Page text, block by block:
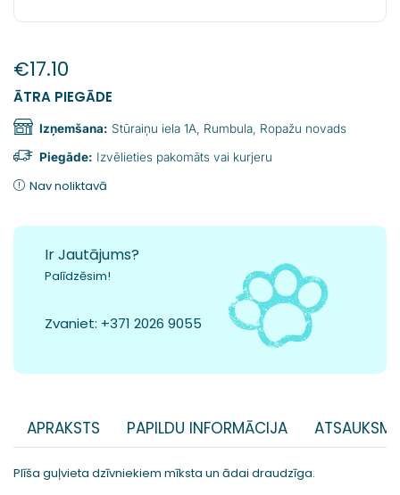
€17.10
ĀTRA PIEGĀDE
Izņemšana: Stūraiņu iela 1A, Rumbula, Ropažu novads
Piegāde: Izvēlieties pakomāts vai kurjeru
Nav noliktavā
Ir Jautājums?
Palīdzēsim!
Zvaniet: +371 2026 9055
APRAKSTS PAPILDU INFORMĀCIJA
Plīša guļvieta dzīvniekiem mīksta un ādai draudzīga.